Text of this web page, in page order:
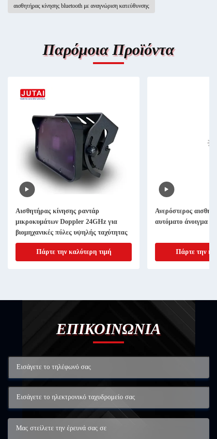
αισθητήρας κίνησης bluetooth με αναγνώριση κατεύθυνσης
Παρόμοια Προϊόντα
Αισθητήρας κίνησης ραντάρ
μικροκυμάτων Doppler 24GHz για
βιομηχανικές πύλες υψηλής ταχύτητας
Πάρτε την καλύτερη τιμή
Ανερόστερος
αυτόματο άνοιγμα
Πάρτε την
ΕΠΙΚΟΙΝΩΝΙΑ